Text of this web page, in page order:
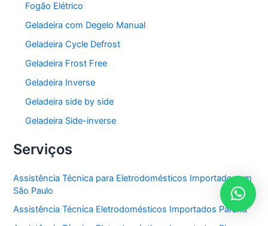
Fogão Elétrico
Geladeira com Degelo Manual
Geladeira Cycle Defrost
Geladeira Frost Free
Geladeira Inverse
Geladeira side by side
Geladeira Side-inverse
Serviços
Assistência Técnica para Eletrodomésticos Importados em
São Paulo
Assistência Técnica Eletrodomésticos Importados Paraná